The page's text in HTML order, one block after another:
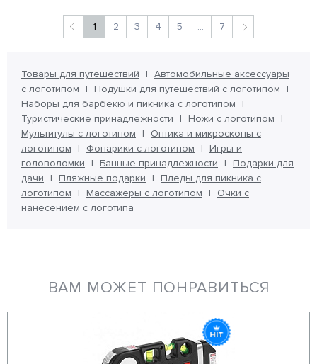
1 2 3 4 5 ... 7
Товары для путешествий
Автомобильные аксессуары
с логотипом
Подушки для путешествий с логотипом
Наборы для барбекю и пикника с логотипом
Туристические принадлежности
Ножи с логотипом
Мультитулы с логотипом
Оптика и микроскопы с
логотипом
Фонарики с логотипом
Игры и
головоломки
Банные принадлежности
Подарки для
дачи
Пляжные подарки
Пледы для пикника с
логотипом
Массажеры с логотипом
Очки с
нанесением с логотипа
ВАМ МОЖЕТ ПОНРАВИТЬСЯ